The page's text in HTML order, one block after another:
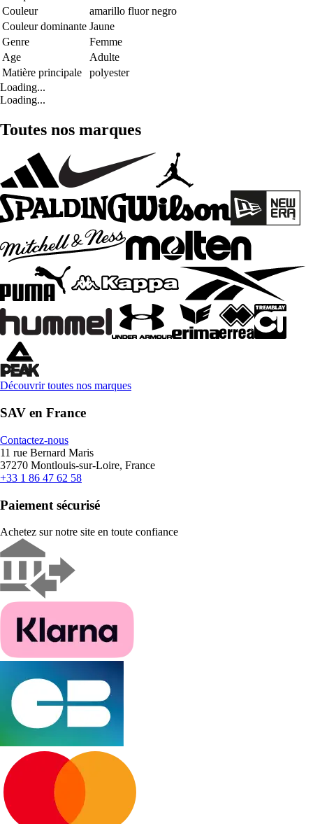
Couleur
amarillo fluor negro
Couleur dominante Jaune
Genre
Femme
Age
Adulte
Matière principale
polyester
Loading...
Loading...
Toutes nos marques
Découvrir toutes nos marques
SAV en France
Contactez-nous
11 rue Bernard Maris
37270 Montlouis-sur-Loire, France
+33 1 86 47 62 58
Paiement sécurisé
Achetez sur notre site en toute confiance